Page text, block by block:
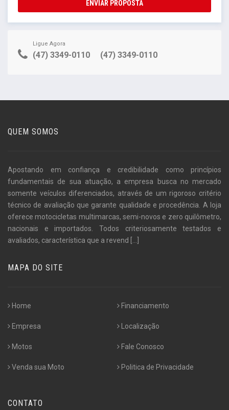
ENVIAR PROPOSTA
Ligue Agora
(47) 3349-0110 (47) 3349-0110
QUEM SOMOS
Apostando em confiança e credibilidade como princípios
fundamentais de sua atuação, a empresa busca no mercado
somente veículos diferenciados, através de um rigoroso critério
técnico de avaliação que garante qualidade e procedência. A loja
oferece motocicletas multimarcas, semi-novos e zero quilômetro,
nacionais e importados. Todos criteriosamente testados e
avaliados, característica que a revend [...]
MAPA DO SITE
Home
Empresa
Motos
Venda sua Moto
Financiamento
Localização
Fale Conosco
Politica de Privacidade
CONTATO